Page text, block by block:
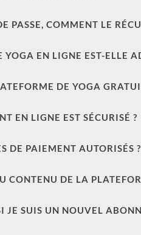
PASSE, COMMENT LE
YOGA EN LIGNE EST-ELLE
DE YOGA
EN LIGNE EST SÉCURISÉ ?
DE PAIEMENT AUTORISÉS ?
CONTENU DE LA
JE SUIS UN NOUVEL